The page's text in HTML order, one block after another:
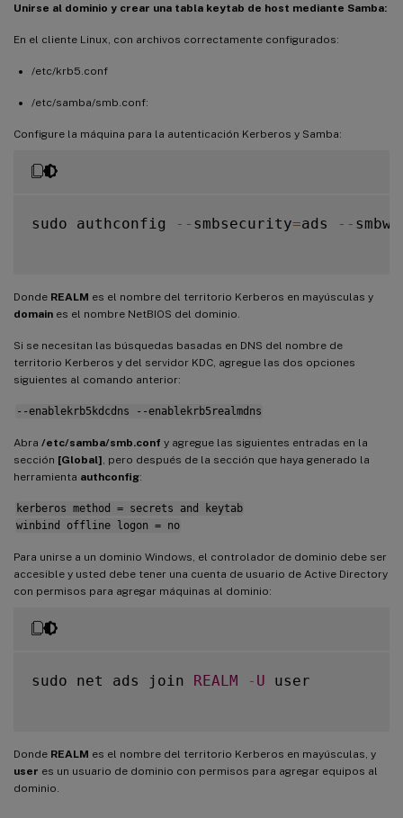
Unirse al dominio y crear una tabla keytab de host mediante Samba:
En el cliente Linux, con archivos correctamente configurados:
/etc/krb5.conf
/etc/samba/smb.conf:
Configure la máquina para la autenticación Kerberos y Samba:
sudo authconfig -- smbsecurity=ads --
Donde REALM es el nombre del territorio Kerberos en mayúsculas y
domain es el nombre NetBIOS del dominio.
Si se necesitan las búsquedas basadas en DNS del nombre de
territorio Kerberos y del servidor KDC, agregue las dos opciones
siguientes al comando anterior:
--enablekrb5kdcdns --enablekrb5realmdns
Abra /etc/samba/smb.conf y agregue las siguientes entradas en la
sección [Global] , pero después de la sección que haya generado la
herramienta authconfig:
kerberos method = secrets and keytab
winbind offline logon = no
Para unirse a un dominio Windows, el controlador de dominio debe ser
accesible y usted debe tener una cuenta de usuario de Active Directory
con permisos para agregar máquinas al dominio:
sudo net ads join REALM - U user
Donde REALM es el nombre del territorio Kerberos en mayúsculas, y
user es un usuario de dominio con permisos para agregar equipos al
dominio.